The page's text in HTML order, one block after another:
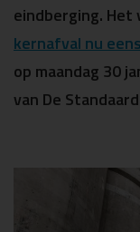
eindberging. Het
kernafval nu
op maandag 30
van De